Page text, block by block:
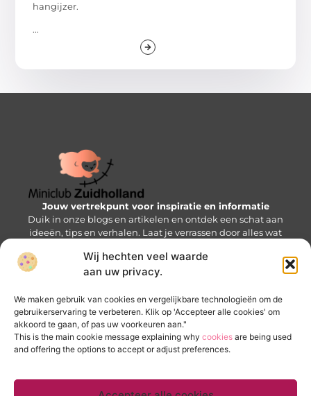
Wij hechten veel waarde
aan uw privacy.
We maken gebruik van cookies en vergelijkbare technologieën om de
gebruikerservaring te verbeteren. Klik op 'Accepteer alle cookies' om
akkoord te gaan, of pas uw voorkeuren aan."
This is the main cookie message explaining why cookies are being used
and offering the options to accept or adjust preferences.
hangijzer.
...
Jouw vertrekpunt voor inspiratie en informatie
Duik in onze blogs en artikelen en ontdek een schat aan
ideeën, tips en verhalen. Laat je verrassen door alles wat
Bericht categorie
Onze informatie